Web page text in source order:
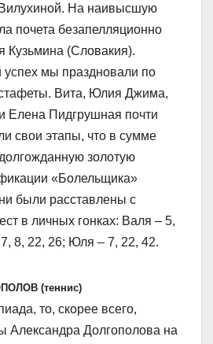
На наивысшую
почета безапелляционно
Кузьмина (Словакия).
мы праздновали по
Вита, Юлия Джима,
Елена Пидгрушная почти
свои этапы, что в сумме
золотую
«Болельщика»
были расставлены с
в личных гонках: Валя – 5,
8, 22, 26; Юля – 7, 22, 42.
(теннис)
то, скорее всего,
Александра Долгополова на